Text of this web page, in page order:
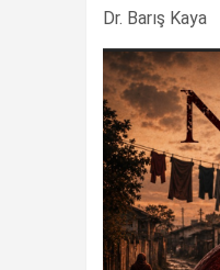
Dr. Barış Kaya